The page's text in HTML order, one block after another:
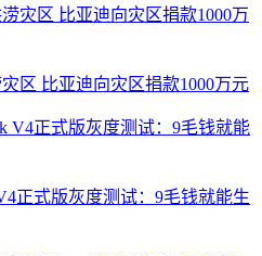
区 比亚迪向灾区捐款1000万元
正式版灰度测试：9毛钱就能生